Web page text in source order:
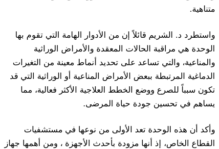
متناهية.
واستطرد د. الشريم قائلاً إن من الأدوار الهامة التي تقوم بها
الوحدة هي مراقبة الحالات المعقدة والأمراض الوراثية
والمناعية، والتي تساعد على تحديد أنماط معينة من التغيرات
الدماغية المرتبطة ببعض الأمراض المناعية أو الوراثية التي قد
تكون سبباً للصرع ووضع الخطط العلاجية الأكثر فعالية، مما
يساهم في تحسين جودة حياة المرضى.
وأكد أن هذه الوحدة تعد الأولى من نوعها في مستشفيات
القطاع الخاص، إذ أنها مزودة بأحدث الأجهزة ، ومن أهمها جهاز